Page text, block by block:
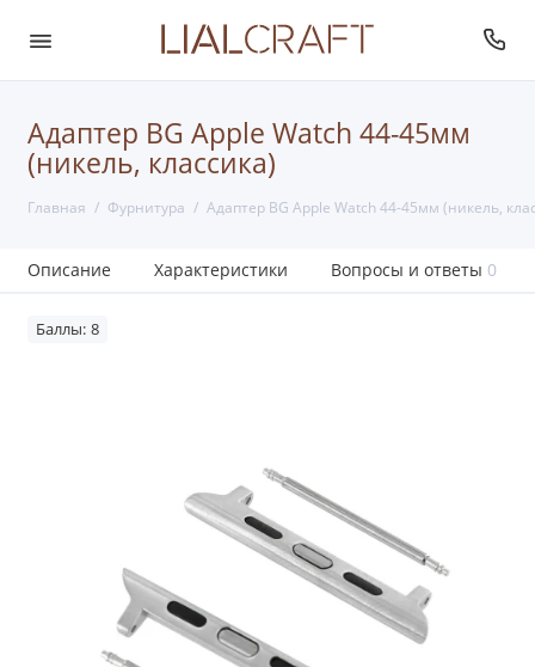
Адаптер BG Apple Watch 44-45мм
(никель, классика)
Главная Фурнитура Адаптер BG Apple Watch 44-45мм (никель,
Описание Характеристики Вопросы и ответы 0
Баллы: 8